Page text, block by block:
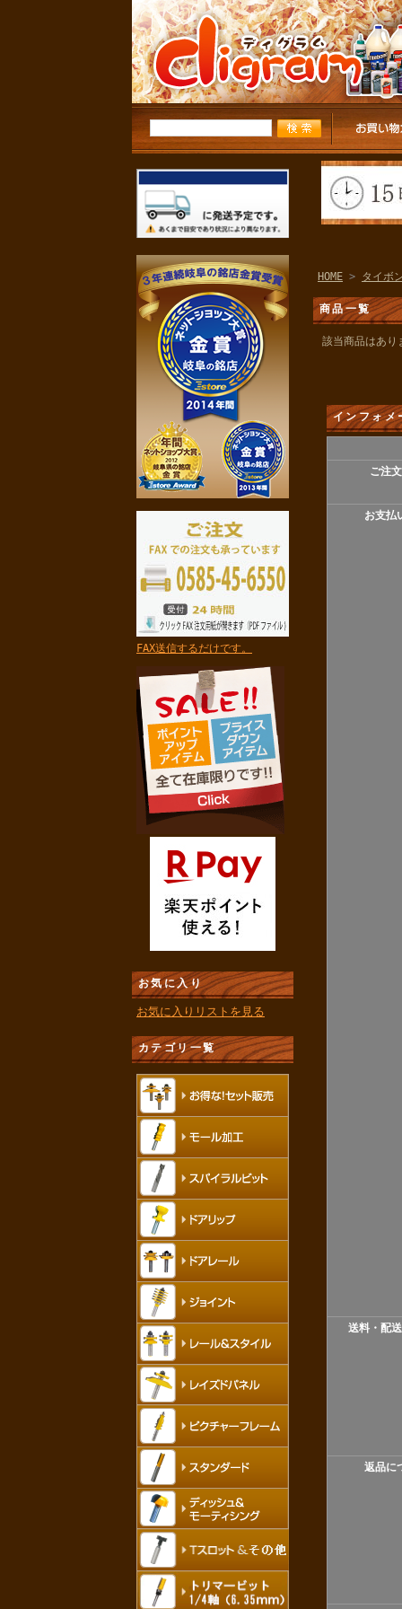
FAX送信するだけです。
お気に入り
お気に入りリストを見る
カテゴリ一覧
HOME > タイボ
商品一覧
該当商品はあり
インフォメ
ご注
お支払
送料・配
返品に